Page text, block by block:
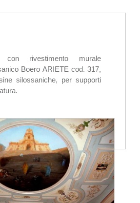
con rivestimento murale
Boero ARIETE cod. 317,
silossaniche, per supporti